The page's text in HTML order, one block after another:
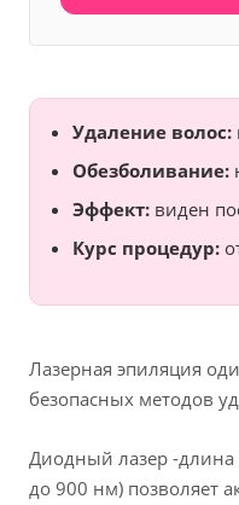
Удаление волос:
Обезболивание:
Эффект: виден
Курс процедур:
Лазерная эпиляция
безопасных методов
Диодный лазер -
до 900 нм) позволяет